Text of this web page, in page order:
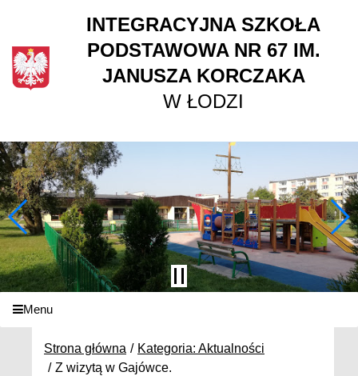
INTEGRACYJNA SZKOŁA
PODSTAWOWA NR 67 IM.
JANUSZA KORCZAKA
W ŁODZI
Menu
Strona główna
Kategoria: Aktualności
Z wizytą w Gajówce.